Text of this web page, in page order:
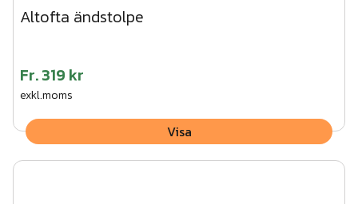
Altofta ändstolpe
Fr.319 kr
exkl.moms
Visa